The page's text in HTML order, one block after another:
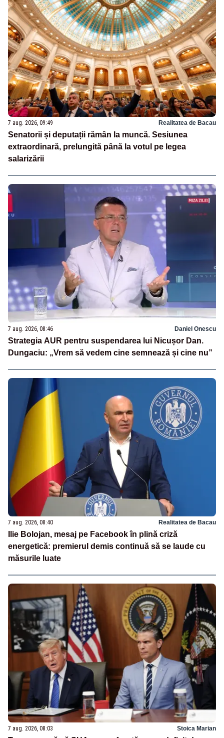
7 aug. 2026, 09:49 Realitatea de Bacau
Senatorii și deputații rămân la muncă. Sesiunea
extraordinară, prelungită până la votul pe legea
salarizării
7 aug. 2026, 08:46 Daniel Onescu
Strategia AUR pentru suspendarea lui Nicușor Dan.
Dungaciu: „Vrem să vedem cine semnează și cine nu”
7 aug. 2026, 08:40 Realitatea de Bacau
Ilie Bolojan, mesaj pe Facebook în plină criză
energetică: premierul demis continuă să se laude cu
măsurile luate
7 aug. 2026, 08:03 Stoica Marian